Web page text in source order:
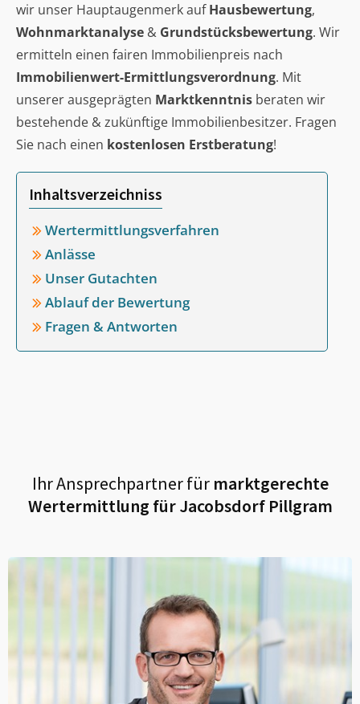
wir unser Hauptaugenmerk aufHausbewertung,
Wohnmarktanalyse & Grundstücksbewertung. Wir
ermitteln einen fairen Immobilienpreis nach
Immobilienwert-Ermittlungsverordnung. Mit
unserer ausgeprägten Marktkenntnis beraten wir
bestehende & zukünftige Immobilienbesitzer. Fragen
Sie nach einen kostenlosen Erstberatung!
Inhaltsverzeichniss
Wertermittlungsverfahren
Anlässe
Unser Gutachten
Ablauf der Bewertung
Fragen & Antworten
Ihr Ansprechpartner fürmarktgerechte
Wertermittlung fürJacobsdorf Pillgram